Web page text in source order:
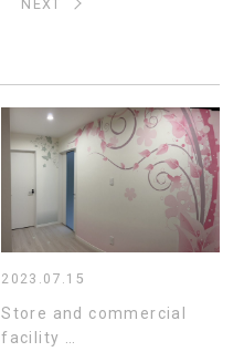
NEXT
2023.07.15
Store and commercial
facility …